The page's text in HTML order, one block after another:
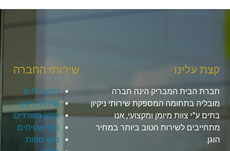
קצת עלינו
חברת הבית המבריק הינה חברה
מובליה בתחומה המספקת שירותי ניקיון
בתים ע”י צוות מיומן ומקצועי, אנו
מתחייבים לשירות הטוב ביותר במחיר
הוגן.
שירותי החברה
ניקיון בתים
שירותי ניקיון
ניקיון משרדים
ניקוי שטיחים
ניקוי ספות